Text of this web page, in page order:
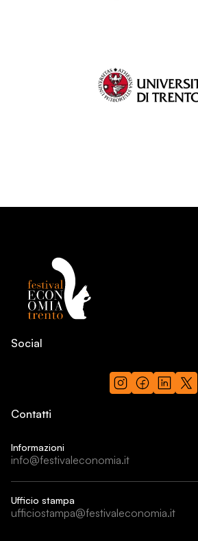
Social
Contatti
Informazioni
info@festivaleconomia.it
Ufficio stampa
ufficiostampa@festivaleconomia.it